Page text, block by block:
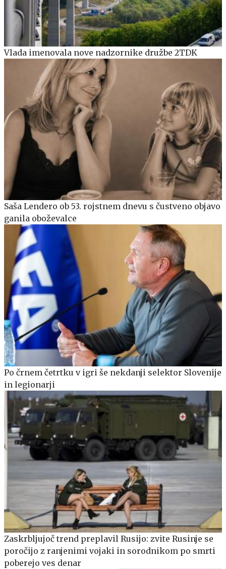
Vlada imenovala nove nadzornike družbe 2TDK
Saša Lendero ob 53. rojstnem dnevu s čustveno objavo
ganila oboževalce
Po črnem četrtku v igri še nekdanji selektor Slovenije
in legionarji
Zaskrbljujoč trend preplavil Rusijo: zvite Rusinje se
poročijo z ranjenimi vojaki in sorodnikom po smrti
poberejo ves denar